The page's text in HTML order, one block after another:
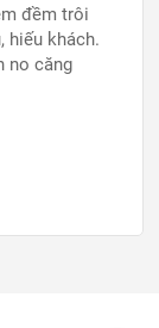
đềm trôi
hiếu khách.
no căng
chung sở